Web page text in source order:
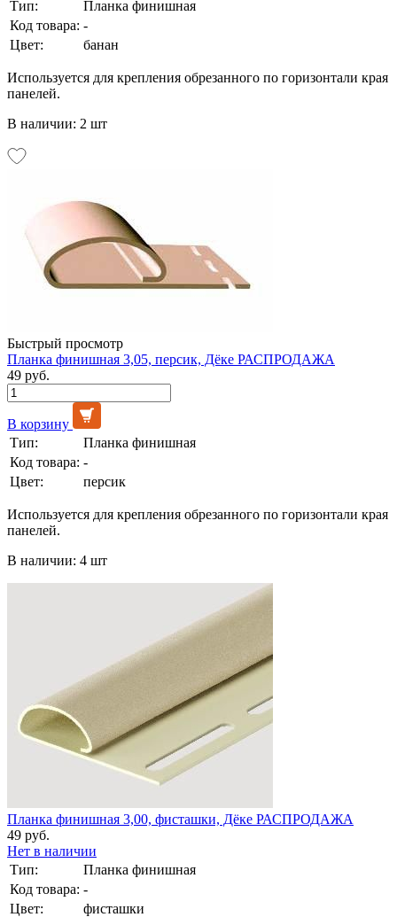
Тип:
Планка финишная
Код товара: -
Цвет:
банан
Используется для крепления обрезанного по горизонтали края
панелей.
В наличии: 2 шт
Быстрый просмотр
Планка финишная 3,05, персик, Дёке РАСПРОДАЖА
49 руб.
В корзину
Тип:
Планка финишная
Код товара: -
Цвет:
персик
Используется для крепления обрезанного по горизонтали края
панелей.
В наличии: 4 шт
Планка финишная 3,00, фисташки, Дёке РАСПРОДАЖА
49 руб.
Нет в наличии
Тип:
Планка финишная
Код товара: -
Цвет:
фисташки